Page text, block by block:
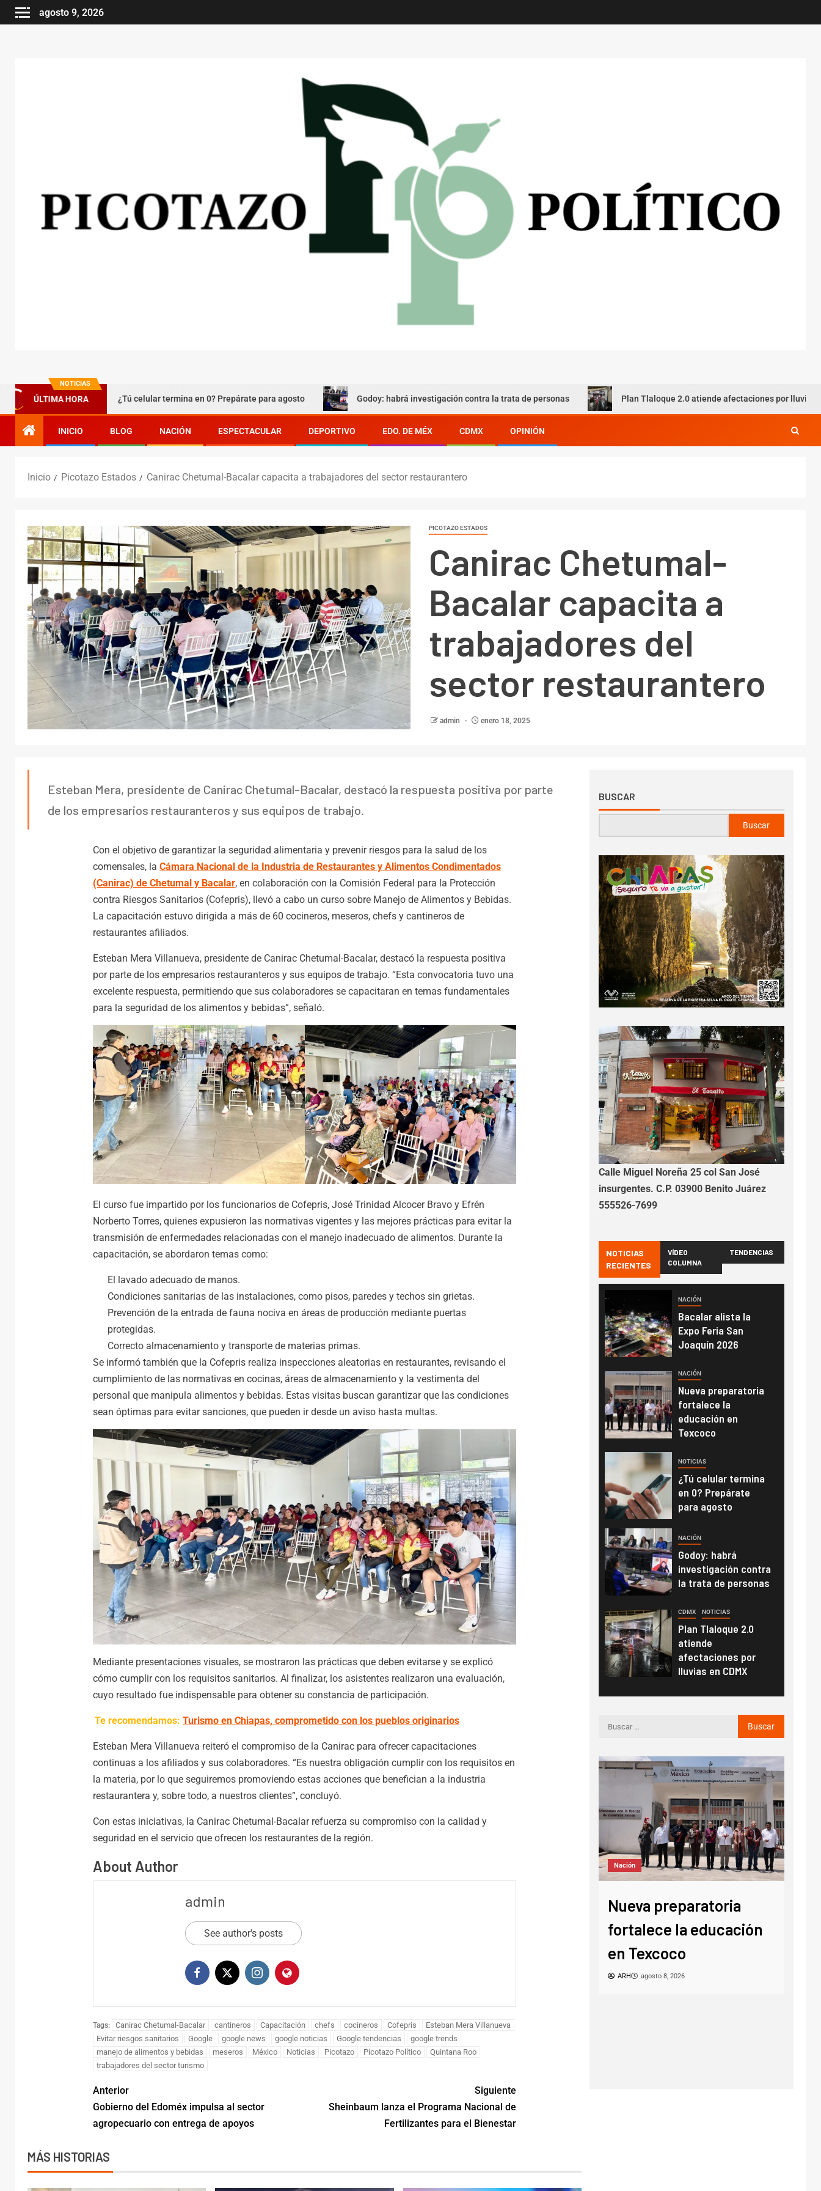
agosto 9, 2026
NOTICIAS
ÚLTIMA HORA¿Tú celular termina en 0? Prepárate para agosto Godoy: habrá investigación contra la trata de personas Plan Tlaloque 2.0 atiende afectaciones por lluvias en CDMX
INICIO BLOG NACIÓN ESPECTACULAR DEPORTIVO EDO. DE MÉX CDMX OPINIÓN
Inicio Picotazo Estados Canirac Chetumal-Bacalar capacita a trabajadores del sector restaurantero
PICOTAZO ESTADOS
Canirac Chetumal-
Bacalar capacita a
trabajadores del
sector restaurantero
admin enero 18, 2025
Esteban Mera, presidente de Canirac Chetumal-Bacalar, destacó la respuesta positiva por parte
de los empresarios restauranteros y sus equipos de trabajo.
Con el objetivo de garantizar la seguridad alimentaria y prevenir riesgos para la salud de los
comensales, la Cámara Nacional de la Industria de Restaurantes y Alimentos Condimentados
(Canirac) de Chetumal y Bacalar, en colaboración con la Comisión Federal para la Protección
contra Riesgos Sanitarios (Cofepris), llevó a cabo un curso sobre Manejo de Alimentos y Bebidas.
La capacitación estuvo dirigida a más de 60 cocineros, meseros, chefs y cantineros de
restaurantes afiliados.
Esteban Mera Villanueva, presidente de Canirac Chetumal-Bacalar, destacó la respuesta positiva
por parte de los empresarios restauranteros y sus equipos de trabajo. “Esta convocatoria tuvo una
excelente respuesta, permitiendo que sus colaboradores se capacitaran en temas fundamentales
para la seguridad de los alimentos y bebidas”, señaló.
El curso fue impartido por los funcionarios de Cofepris, José Trinidad Alcocer Bravo y Efrén
Norberto Torres, quienes expusieron las normativas vigentes y las mejores prácticas para evitar la
transmisión de enfermedades relacionadas con el manejo inadecuado de alimentos. Durante la
capacitación, se abordaron temas como:
El lavado adecuado de manos.
Condiciones sanitarias de las instalaciones, como pisos, paredes y techos sin grietas.
Prevención de la entrada de fauna nociva en áreas de producción mediante puertas
protegidas.
Correcto almacenamiento y transporte de materias primas.
Se informó también que la Cofepris realiza inspecciones aleatorias en restaurantes, revisando el
cumplimiento de las normativas en cocinas, áreas de almacenamiento y la vestimenta del
personal que manipula alimentos y bebidas. Estas visitas buscan garantizar que las condiciones
sean óptimas para evitar sanciones, que pueden ir desde un aviso hasta multas.
Mediante presentaciones visuales, se mostraron las prácticas que deben evitarse y se explicó
cómo cumplir con los requisitos sanitarios. Al finalizar, los asistentes realizaron una evaluación,
cuyo resultado fue indispensable para obtener su constancia de participación.
Te recomendamos: Turismo en Chiapas, comprometido con los pueblos originarios
Esteban Mera Villanueva reiteró el compromiso de la Canirac para ofrecer capacitaciones
continuas a los afiliados y sus colaboradores. “Es nuestra obligación cumplir con los requisitos en
la materia, por lo que seguiremos promoviendo estas acciones que benefician a la industria
restaurantera y, sobre todo, a nuestros clientes”, concluyó.
Con estas iniciativas, la Canirac Chetumal-Bacalar refuerza su compromiso con la calidad y
seguridad en el servicio que ofrecen los restaurantes de la región.
About Author
admin
See author's posts
Tags: Canirac Chetumal-Bacalar cantineros Capacitación chefs cocineros Cofepris
Esteban Mera Villanueva
Evitar riesgos sanitarios
Google google news google noticias Google tendencias
google trends
manejo de alimentos y bebidas
meseros México Noticias Picotazo Picotazo Político
Quintana Roo
trabajadores del sector turismo
Anterior
Gobierno del Edoméx impulsa al sector
agropecuario con entrega de apoyos
Siguiente
Sheinbaum lanza el Programa Nacional de
Fertilizantes para el Bienestar
MÁS HISTORIAS
BUSCAR
Buscar
Calle Miguel Noreña 25 col San José
insurgentes. C.P. 03900 Benito Juárez
555526-7699
NOTICIAS
RECIENTES
VÍDEO
COLUMNA
TENDENCIAS
NACIÓN
Bacalar alista la
Expo Feria San
Joaquín 2026
NACIÓN
Nueva preparatoria
fortalece la
educación en
Texcoco
NOTICIAS
¿Tú celular termina
en 0? Prepárate
para agosto
NACIÓN
Godoy: habrá
investigación contra
la trata de personas
CDMX NOTICIAS
Plan Tlaloque 2.0
atiende
afectaciones por
lluvias en CDMX
investigación contra la
ADMRM agosto 8, 2026
Bacalar alista la Expo
Nación
Nueva preparatoria
fortalece la educación
en Texcoco
ARH agosto 8, 2026